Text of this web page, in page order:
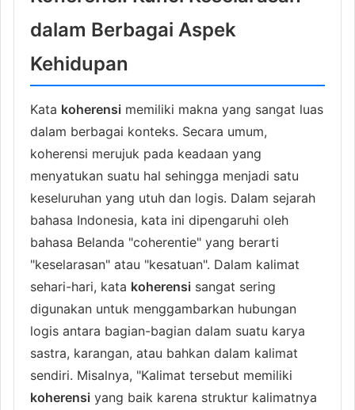
dalam Berbagai Aspek
Kehidupan
Kata koherensi memiliki makna yang sangat luas
dalam berbagai konteks. Secara umum,
koherensi merujuk pada keadaan yang
menyatukan suatu hal sehingga menjadi satu
keseluruhan yang utuh dan logis. Dalam sejarah
bahasa Indonesia, kata ini dipengaruhi oleh
bahasa Belanda "coherentie" yang berarti
"keselarasan" atau "kesatuan". Dalam kalimat
sehari-hari, kata koherensi sangat sering
digunakan untuk menggambarkan hubungan
logis antara bagian-bagian dalam suatu karya
sastra, karangan, atau bahkan dalam kalimat
sendiri. Misalnya, "Kalimat tersebut memiliki
koherensi yang baik karena struktur kalimatnya